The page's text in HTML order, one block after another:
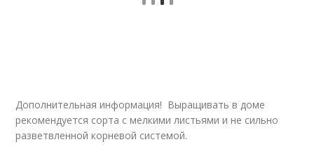
Дополнительная информация! Выращивать в доме
рекомендуется сорта с мелкими листьями и не сильно
разветвленной корневой системой.